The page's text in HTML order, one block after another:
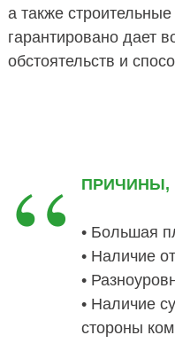
а также
гарантировано дает
обстоятельств и
“ ПРИЧИНЫ,
• Большая
• Наличие
•
• Наличие
стороны